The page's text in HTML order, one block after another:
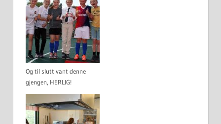
Og til slutt vant denne
gjengen, HERLIG!